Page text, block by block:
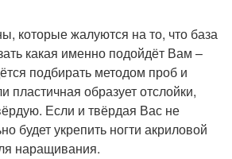
которые жалуются на то, что база
какая именно подойдёт Вам –
подбирать методом проб и
пластичная образует отслойки,
Если и твёрдая Вас не
будет укрепить ногти акриловой
наращивания.